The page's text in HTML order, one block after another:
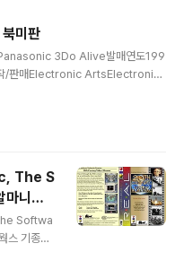
미판
3Do Alive발매연도199
/판매Electronic ArtsElectronic
The S
니악,
Softwa
기종Pa